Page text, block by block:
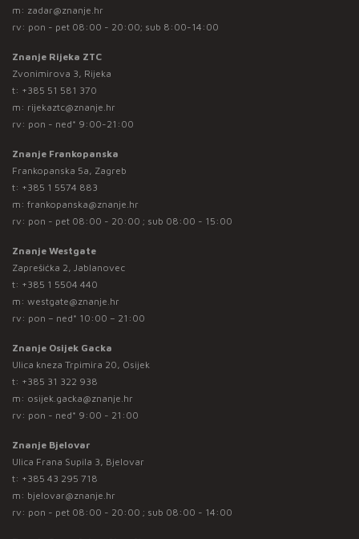
m: zadar@znanje.hr
rv: pon - pet 08:00 - 20:00; sub 8:00-14:00
Znanje Rijeka ZTC
Zvonimirova 3, Rijeka
t: +385 51 581 370
m: rijekaztc@znanje.hr
rv: pon - ned* 9:00-21:00
Znanje Frankopanska
Frankopanska 5a, Zagreb
t: +385 1 5574 883
m: frankopanska@znanje.hr
rv: pon - pet 08:00 - 20:00 ; sub 08:00 - 15:00
Znanje Westgate
Zaprešićka 2, Jablanovec
t: +385 1 5504 440
m: westgate@znanje.hr
rv: pon – ned* 10:00 – 21:00
Znanje Osijek Gacka
Ulica kneza Trpimira 20, Osijek
t: +385 31 322 938
m: osijek.gacka@znanje.hr
rv: pon - ned* 9:00 - 21:00
Znanje Bjelovar
Ulica Frana Supila 3, Bjelovar
t: +385 43 295 718
m: bjelovar@znanje.hr
rv: pon - pet 08:00 - 20:00 ; sub 08:00 - 14:00